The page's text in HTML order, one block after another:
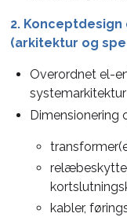
2.
(arkitektur og
Overordnet el-
systemarkitektur
Dimensionering
kabler,